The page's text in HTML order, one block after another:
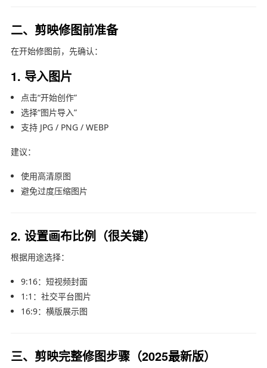
二、剪映修图前准备
在开始修图前，先确认：
1. 导入图片
点击“开始创作”
选择“图片导入”
支持 JPG / PNG / WEBP
建议：
使用高清原图
避免过度压缩图片
2. 设置画布比例（很关键）
根据用途选择：
9:16：短视频封面
1:1：社交平台图片
16:9：横版展示图
三、剪映完整修图步骤（2025最新版）